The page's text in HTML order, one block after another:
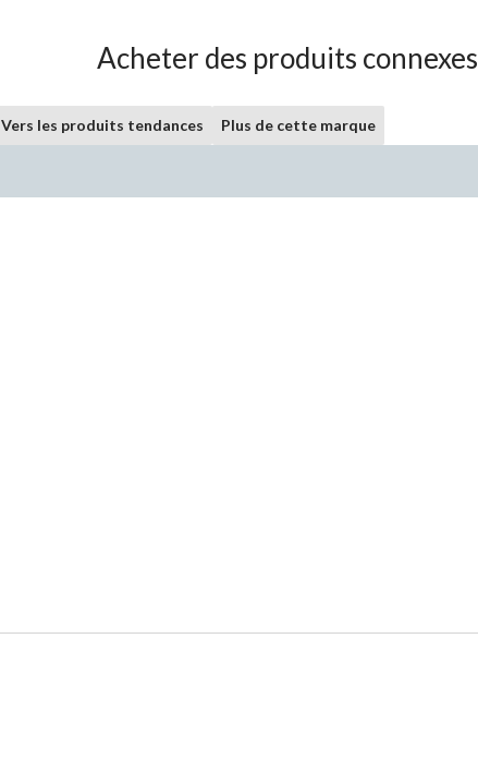
Acheter des produits connexes
Vers les produits tendances Plus de cette marque